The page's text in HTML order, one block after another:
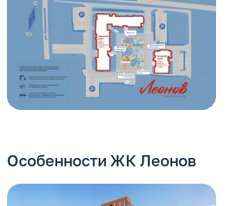
Особенности ЖК Леонов